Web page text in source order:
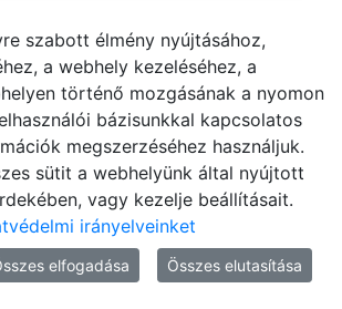
Adatvédelem
© MATE 2021
szabott élmény nyújtásához,
a webhely kezeléséhez, a
történő mozgásának a nyomon
bázisunkkal kapcsolatos
megszerzéséhez használjuk.
sütit a webhelyünk által nyújtott
vagy kezelje beállításait.
irányelveinket
elfogadása Összes elutasítása